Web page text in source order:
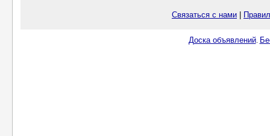
Связаться с нами
Доска объявлений.